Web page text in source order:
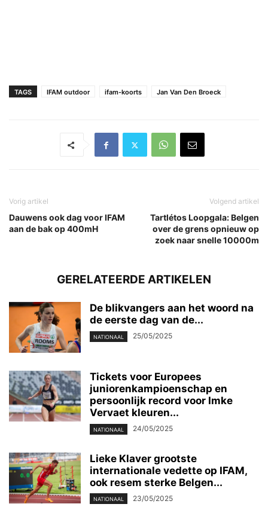
TAGS IFAM outdoor ifam-koorts Jan Van Den Broeck
Vorig artikel
Dauwens ook dag voor IFAM
aan de bak op 400mH
Volgend artikel
Tartlétos Loopgala: Belgen
over de grens opnieuw op
zoek naar snelle 10000m
GERELATEERDE ARTIKELEN
De blikvangers aan het woord na
de eerste dag van de...
NATIONAAL 25/05/2025
Tickets voor Europees
juniorenkampioenschap en
persoonlijk record voor Imke
Vervaet kleuren...
NATIONAAL 24/05/2025
Lieke Klaver grootste
internationale vedette op IFAM,
ook resem sterke Belgen...
NATIONAAL 23/05/2025